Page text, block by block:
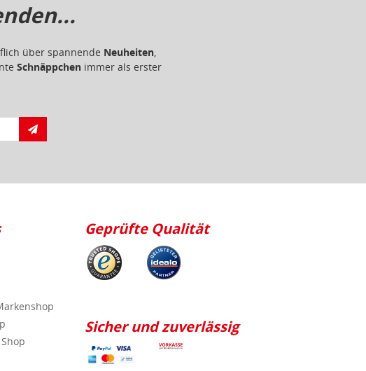
Schnäppchenimmer als erster